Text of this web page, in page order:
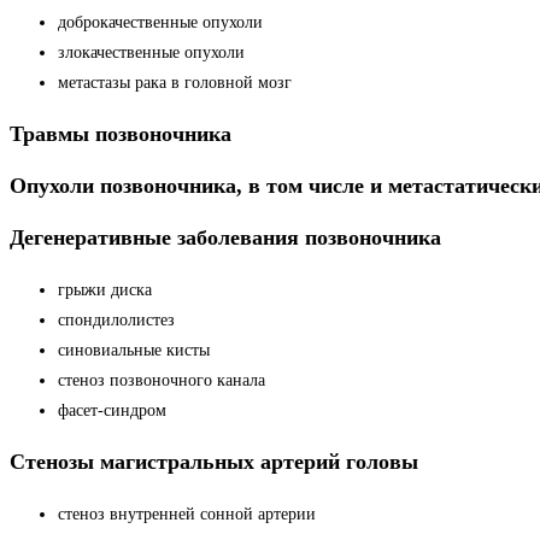
доброкачественные опухоли
злокачественные опухоли
метастазы рака в головной мозг
Травмы позвоночника
Опухоли позвоночника, в том числе и
Дегенеративные заболевания позвоночника
грыжи диска
спондилолистез
синовиальные кисты
стеноз позвоночного канала
фасет-синдром
Стенозы магистральных артерий головы
стеноз внутренней сонной артерии